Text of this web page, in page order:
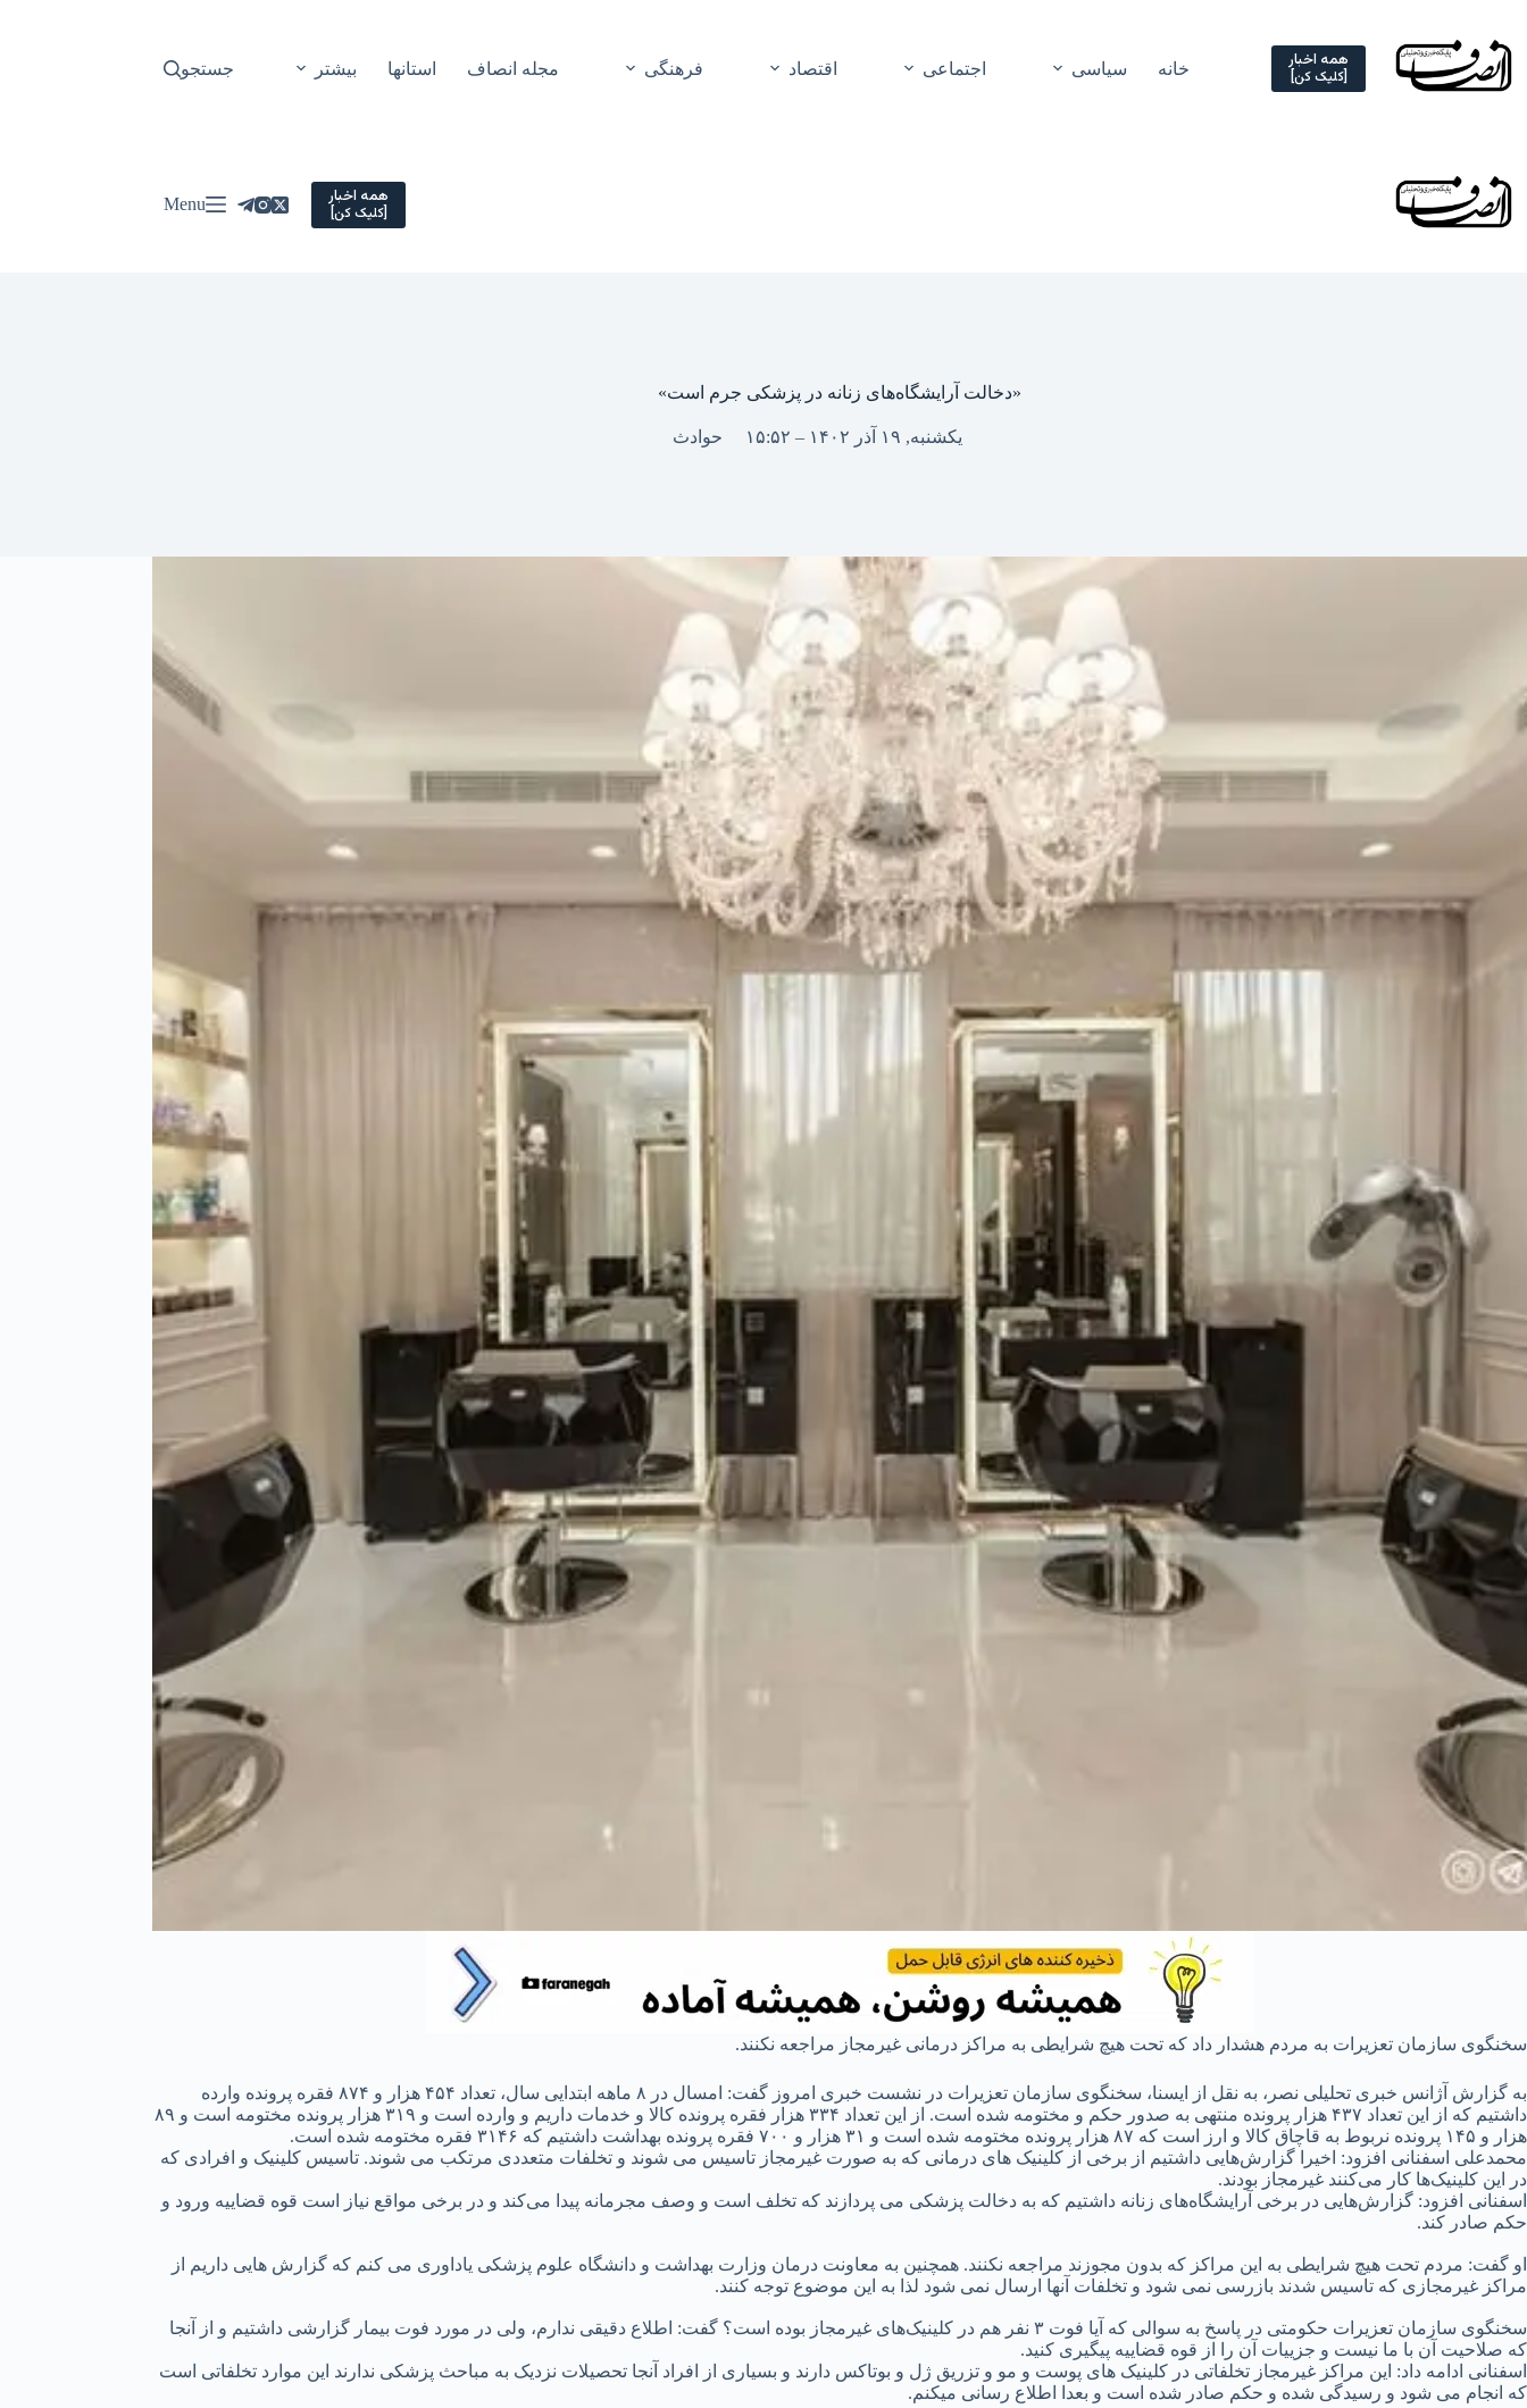
content
همه اخبار
[کلیک کن] خانه سیاسی اجتماعی اقتصاد فرهنگی مجله انصاف استانها بیشتر جستجو
همه اخبار
[کلیک کن] Menu
«دخالت آرایشگاه‌های زنانه در پزشکی جرم است»
یکشنبه, ۱۹ آذر ۱۴۰۲ – ۱۵:۵۲ حوادث
سخنگوی سازمان تعزیرات به مردم هشدار داد که تحت هیچ شرایطی به مراکز درمانی غیرمجاز مراجعه نکنند.
به گزارش آژانس خبری تحلیلی نصر، به نقل از ایسنا، سخنگوی سازمان تعزیرات در نشست خبری امروز گفت: امسال در ۸ ماهه ابتدایی سال، تعداد ۴۵۴ هزار و ۸۷۴ فقره پرونده وارده
داشتیم که از این تعداد ۴۳۷ هزار پرونده منتهی به صدور حکم و مختومه شده است. از این تعداد ۳۳۴ هزار فقره پرونده کالا و خدمات داریم و وارده است و ۳۱۹ هزار پرونده مختومه است و ۸۹
هزار و ۱۴۵ پرونده نربوط به قاچاق کالا و ارز است که ۸۷ هزار پرونده مختومه شده است و ۳۱ هزار و ۷۰۰ فقره پرونده بهداشت داشتیم که ۳۱۴۶ فقره مختومه شده است.
محمدعلی اسفنانی افزود: اخیرا گزارش‌هایی داشتیم از برخی از کلینیک های درمانی که به صورت غیرمجاز تاسیس می شوند و تخلفات متعددی مرتکب می شوند. تاسیس کلینیک و افرادی که
در این کلینیک‌ها کار می‌کنند غیرمجاز بودند.
اسفنانی افزود: گزارش‌هایی در برخی آرایشگاه‌های زنانه داشتیم که به دخالت پزشکی می پردازند که تخلف است و وصف مجرمانه پیدا می‌کند و در برخی مواقع نیاز است قوه قضاییه ورود و
حکم صادر کند.
او گفت: مردم تحت هیچ شرایطی به این مراکز که بدون مجوزند مراجعه نکنند. همچنین به معاونت درمان وزارت بهداشت و دانشگاه علوم پزشکی یاداوری می کنم که گزارش هایی داریم از
مراکز غیرمجازی که تاسیس شدند بازرسی نمی شود و تخلفات آنها ارسال نمی شود لذا به این موضوع توجه کنند.
سخنگوی سازمان تعزیرات حکومتی در پاسخ به سوالی که آیا فوت ۳ نفر هم در کلینیک‌های غیرمجاز بوده است؟ گفت: اطلاع دقیقی ندارم، ولی در مورد فوت بیمار گزارشی داشتیم و از آنجا
که صلاحیت آن با ما نیست و جزییات آن را از قوه قضاییه پیگیری کنید.
اسفنانی ادامه داد: این مراکز غیرمجاز تخلفاتی در کلینیک های پوست و مو و تزریق ژل و بوتاکس دارند و بسیاری از افراد آنجا تحصیلات نزدیک به مباحث پزشکی ندارند این موارد تخلفاتی است
که انجام می شود و رسیدگی شده و حکم صادر شده است و بعدا اطلاع رسانی میکنم.